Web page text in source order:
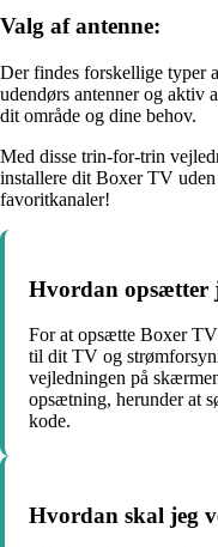
Valg af antenne:
Der findes forskellige typer
udendørs antenner og aktiv
dit område og dine behov.
Med disse trin-for-trin
installere dit Boxer TV
favoritkanaler!
Hvordan opsætter
For at opsætte Boxer
til dit TV og
vejledningen på
opsætning, herunder at
kode.
Hvordan skal jeg